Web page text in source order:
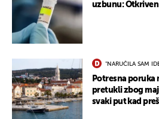
uzbunu:
"NARUČILA SAM
Potresna poruka
pretukli zbog
svaki put kad
UKLJUČITE